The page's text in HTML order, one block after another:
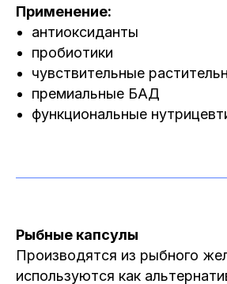
Применение:
антиоксиданты
пробиотики
чувствительные
премиальные БАД
функциональные
Рыбные капсулы
Производятся из рыбного
используются как